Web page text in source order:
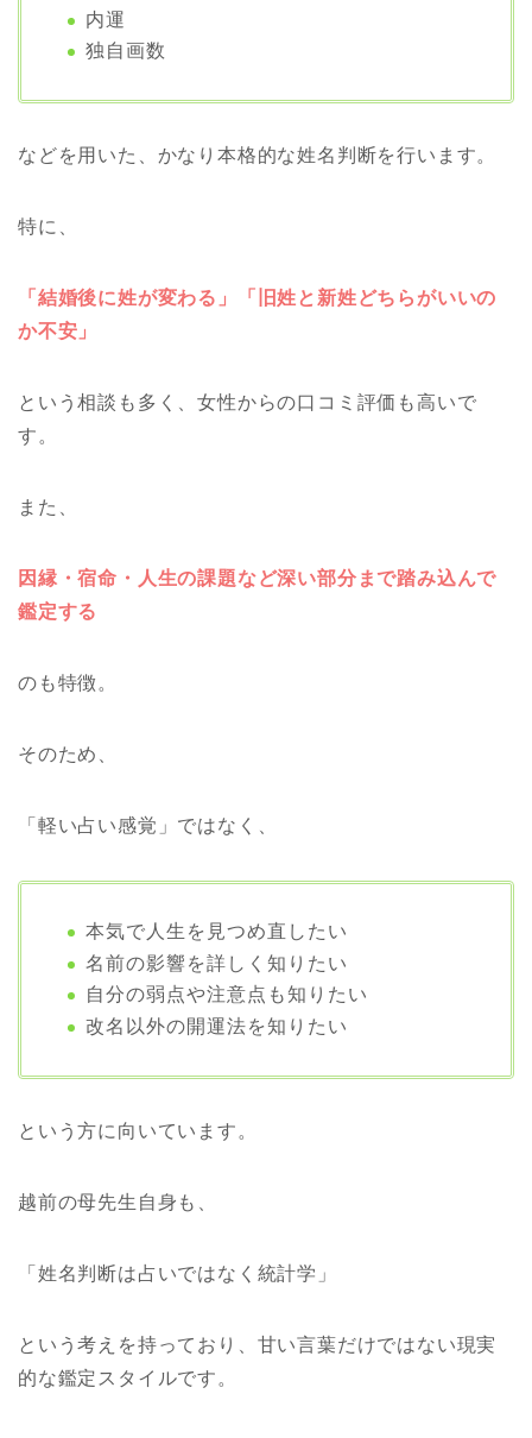
内運
独自画数
などを用いた、かなり本格的な姓名判断を行います。
特に、
「結婚後に姓が変わる」「旧姓と新姓どちらがいいの
か不安」
という相談も多く、女性からの口コミ評価も高いで
す。
また、
因縁・宿命・人生の課題など深い部分まで踏み込んで
鑑定する
のも特徴。
そのため、
「軽い占い感覚」ではなく、
本気で人生を見つめ直したい
名前の影響を詳しく知りたい
自分の弱点や注意点も知りたい
改名以外の開運法を知りたい
という方に向いています。
越前の母先生自身も、
「姓名判断は占いではなく統計学」
という考えを持っており、甘い言葉だけではない現実
的な鑑定スタイルです。